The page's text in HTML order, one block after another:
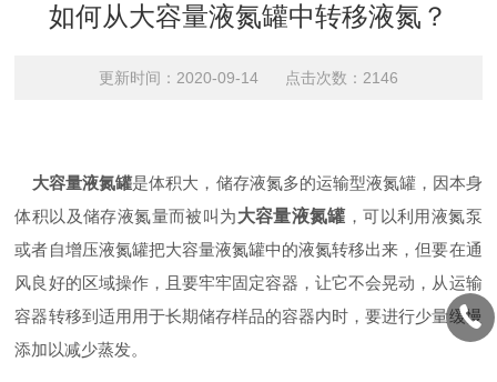
如何从大容量液氮罐中转移液氮？
更新时间：2020-09-14 点击次数：2146
大容量液氮罐是体积大，储存液氮多的运输型液氮罐，因本身
体积以及储存液氮量而被叫为大容量液氮罐，可以利用液氮泵
或者自增压液氮罐把大容量液氮罐中的液氮转移出来，但要在通
风良好的区域操作，且要牢牢固定容器，让它不会晃动，从运输
容器转移到适用用于长期储存样品的容器内时，要进行少量缓慢
添加以减少蒸发。